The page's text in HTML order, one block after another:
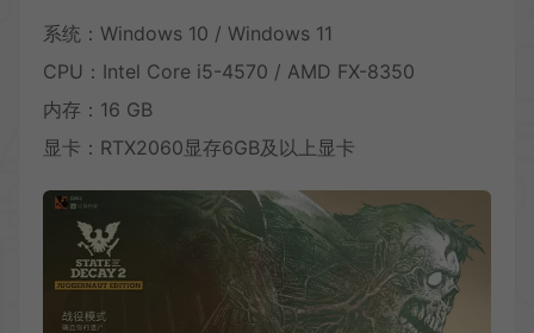
系统：Windows 10 / Windows 11
CPU：Intel Core i5-4570 / AMD FX-8350
内存：16 GB
显卡：RTX2060显存6GB及以上显卡